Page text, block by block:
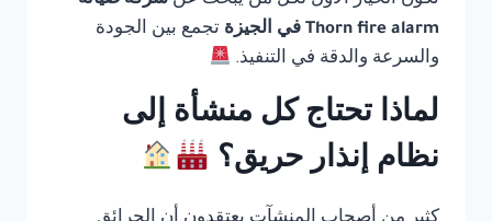
Thorn fire alarm في الجيزة
تجمع بين الجودة
والسرعة والدقة في التنفيذ.
لماذا تحتاج كل منشأة إلى
نظام إنذار حريق؟